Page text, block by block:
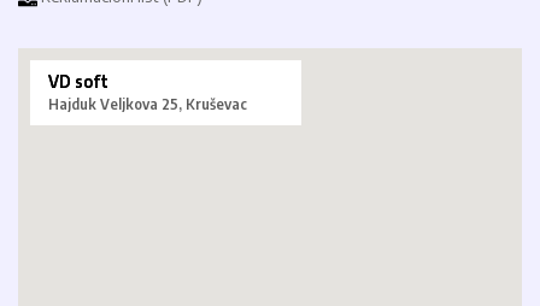
VD soft
Hajduk Veljkova 25, Kruševac